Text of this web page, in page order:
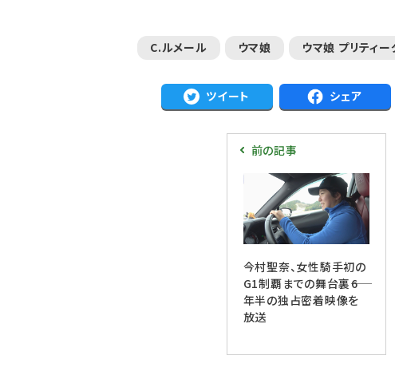
C.ルメール ウマ娘 ウマ娘 プリティ
ツイート シェア
前の記事
今村聖奈、女性騎手初の
G1制覇までの舞台裏――6
年半の独占密着映像を
放送